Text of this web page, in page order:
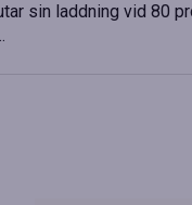
sin laddning vid 80